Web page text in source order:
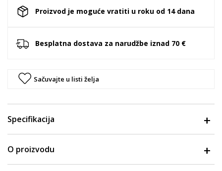
Proizvod je moguće vratiti u roku od 14 dana
Besplatna dostava za narudžbe iznad 70 €
Sačuvajte u listi želja
Specifikacija
O proizvodu